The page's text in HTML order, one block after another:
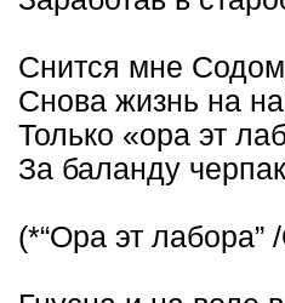
Снится мне
Снова жизнь на
Только «ора эт
За баланду
(*“Ора эт лабора”